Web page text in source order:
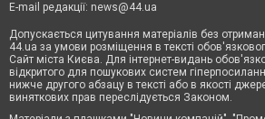
E-mail редакції: news@44.ua
Допускається цитування матеріалів без
44.ua за умови розміщення в тексті
Сайт міста Києва. Для інтернет-видань
відкритого для пошукових систем
нижче другого абзацу в тексті або в якості
виняткових прав переслідується Законом.